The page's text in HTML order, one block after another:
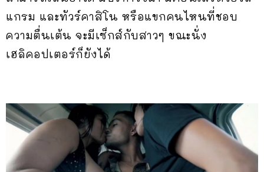
แกรม และทัวร์คาสิโน หรือแขกคนไหนที่ชอบ
ความตื่นเต้น จะมีเซ็กส์กับสาวๆ ขณะนั่ง
เฮลิคอปเตอร์ก็ยังได้